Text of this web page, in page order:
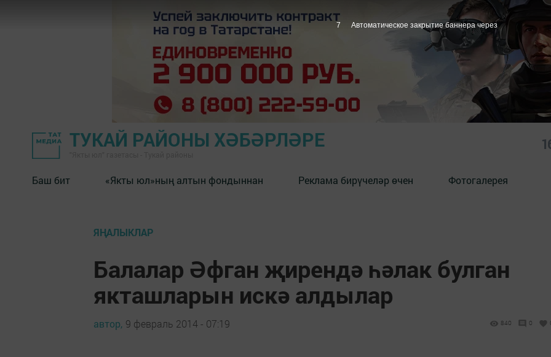
ТУКАЙ РАЙОНЫ ХӘБӘРЛӘРЕ
Баш бит «Якты юл»ның алтын фондыннан Реклама бирүчеләр өчен Фотогалерея
ЯҢАЛЫКЛАР
Балалар Әфган җирендә һәлак булган
якташларын искә алдылар
автор, 9 февраль 2014 - 07:19 840 0
6 Автоматическое закрытие баннера через